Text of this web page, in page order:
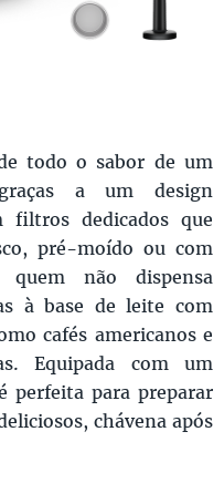
todo o sabor de um
a um design
dedicados que
pré-moído ou com
quem não dispensa
à base de leite com
cafés americanos e
Equipada com um
perfeita para preparar
chávena após